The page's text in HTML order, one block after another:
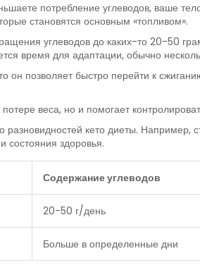
потребление углеводов, ваше
становятся основным «топливом».
углеводов до каких-то 20-50
время для адаптации, обычно
он позволяет быстро перейти к
потере веса, но и помогает
разновидностей кето диеты.
состояния здоровья.
Содержание углеводов
20-50 г/день
Больше в определенные дни